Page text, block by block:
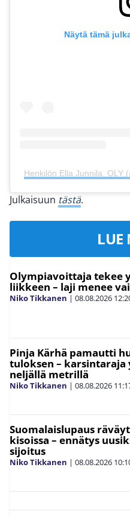
Näytä tämä
Henkilön Ella Junnila, OLY
Julkaisuun tästä.
LUE
Olympiavoittaja tekee
liikkeen – laji menee
Niko Tikkanen | 08.08.2026
Pinja Kärhä pamautti
tuloksen –
neljällä metrillä
Niko Tikkanen | 08.08.2026
Suomalaislupaus
kisoissa – ennätys
sijoitus
Niko Tikkanen | 08.08.2026